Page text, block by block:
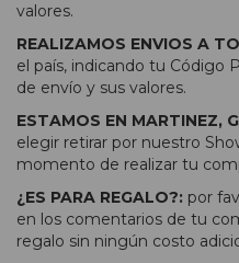
valores.
REALIZAMOS ENVIOS A
el país, indicando tu Código
de envío y sus valores.
ESTAMOS EN MARTINEZ,
elegir retirar por nuestro
momento de realizar tu
¿ES PARA REGALO?: por
en los comentarios de tu
regalo sin ningún costo